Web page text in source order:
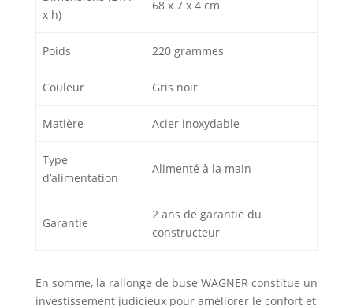
x h)
68 x 7 x 4 cm
Poids 220 grammes
Couleur Gris noir
Matière Acier inoxydable
Type
d’alimentation
Alimenté à la main
Garantie
2 ans de garantie du
constructeur
En somme, la rallonge de buse WAGNER constitue un
investissement judicieux pour améliorer le confort et